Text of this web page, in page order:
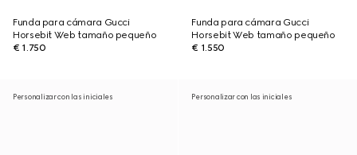
Funda para cámara Gucci
Horsebit Web tamaño pequeño
€ 1.750
Funda para cámara Gucci
Horsebit Web tamaño pequeño
€ 1.550
Personalizar con las iniciales Personalizar con las iniciales